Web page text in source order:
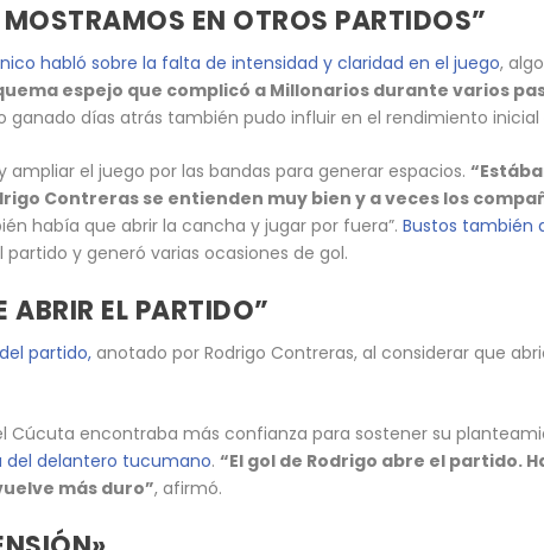
EN OTROS PARTIDOS”
habló sobre la falta de intensidad y claridad en el juego,
espejo que complicó a Millonarios durante varios
días atrás también pudo influir en el rendimiento inicial
el juego por las bandas para generar espacios.
Contreras se entienden muy bien y a veces los
había que abrir la cancha y jugar por fuera”.Bustos también
y generó varias ocasiones de gol.
ABRIR EL PARTIDO”
partido, anotado por Rodrigo Contreras, al considerar que
Cúcuta encontraba más confianza para sostener su
del delantero tucumano.“El gol de Rodrigo abre el partido.
más duro”, afirmó.